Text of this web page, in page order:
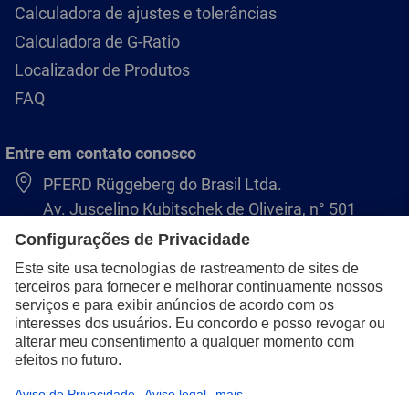
Calculadora de ajustes e tolerâncias
Calculadora de G-Ratio
Localizador de Produtos
FAQ
Entre em contato conosco
PFERD Rüggeberg do Brasil Ltda.
Av. Juscelino Kubitschek de Oliveira, n° 501
81280-140 CIC – Curitiba – Paraná
+55 41 3071 8222
pferd.br@pferd.com
Aviso legal